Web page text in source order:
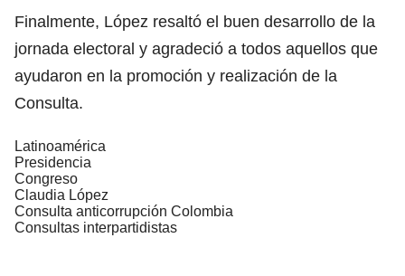
Finalmente, López resaltó el buen desarrollo de la
jornada electoral y agradeció a todos aquellos que
ayudaron en la promoción y realización de la
Consulta.
Latinoamérica
Presidencia
Congreso
Claudia López
Consulta anticorrupción Colombia
Consultas interpartidistas